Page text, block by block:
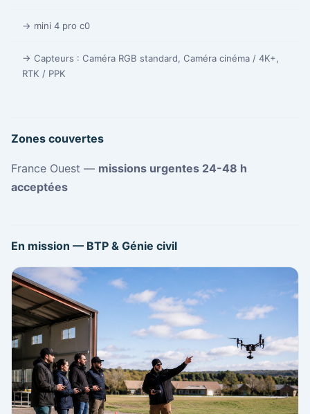
→ mini 4 pro c0
→ Capteurs : Caméra RGB standard, Caméra cinéma / 4K+,
RTK / PPK
Zones couvertes
France Ouest — missions urgentes 24-48 h
acceptées
En mission — BTP & Génie civil